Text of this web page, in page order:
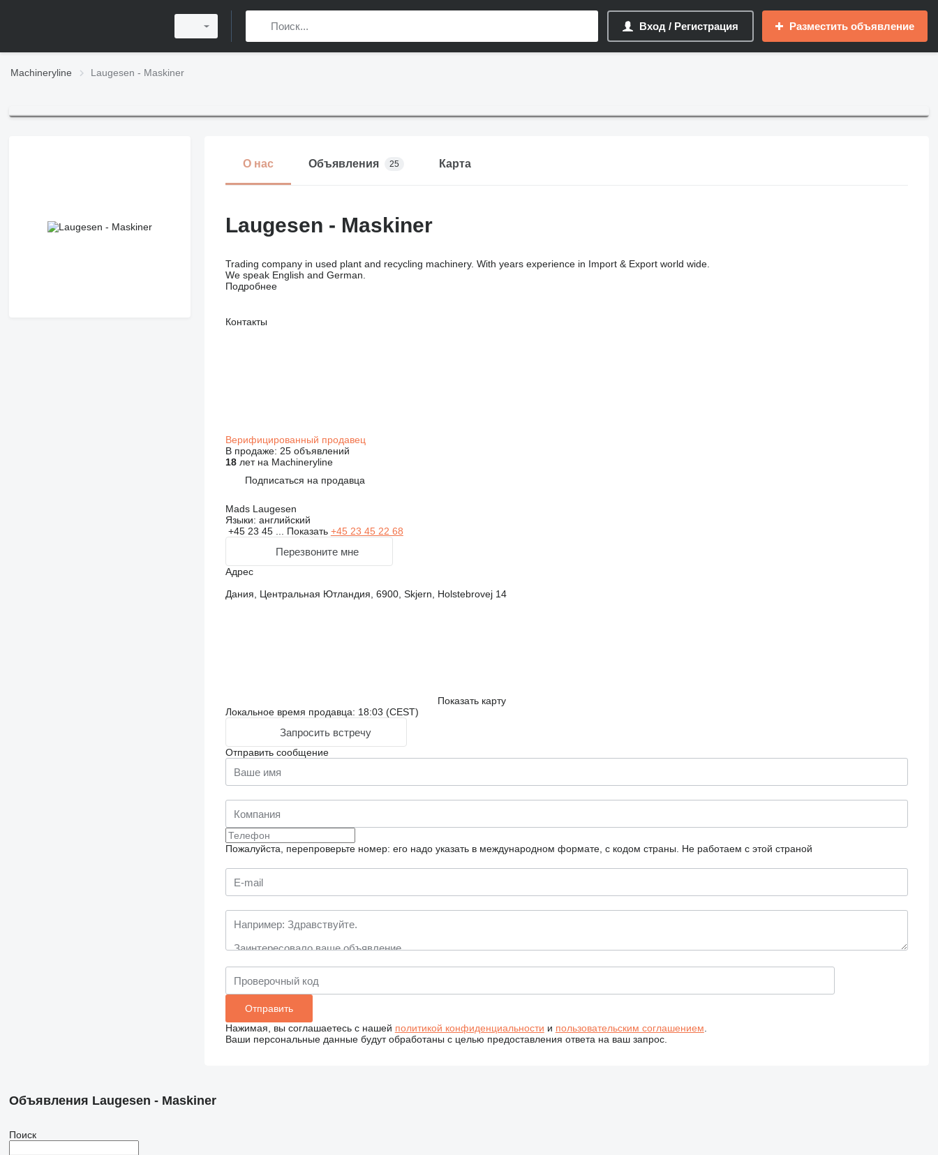
Вход / Регистрация Разместить объявление
Machineryline Laugesen - Maskiner
О нас Объявления 25 Карта
Laugesen - Maskiner
Trading company in used plant and recycling machinery. With years experience in Import & Export world wide.
We speak English and German.
Подробнее
Контакты
Верифицированный продавец
В продаже: 25 объявлений
18лет на Machineryline
Подписаться на продавца
Mads Laugesen
Языки: английский
+45 23 45 ... Показать +45 23 45 22 68
Перезвоните мне
Адрес
Дания, Центральная Ютландия, 6900, Skjern, Holstebrovej 14
Показать карту
Локальное время продавца: 18:03 (CEST)
Запросить встречу
Отправить сообщение
Пожалуйста, перепроверьте номер: его надо указать в международном формате, с кодом страны. Не работаем с этой страной
Нажимая, вы соглашаетесь с нашей политикой конфиденциальности и пользовательским соглашением
Ваши персональные данные будут обработаны с целью предоставления ответа на ваш запрос.
Объявления Laugesen - Maskiner
Поиск